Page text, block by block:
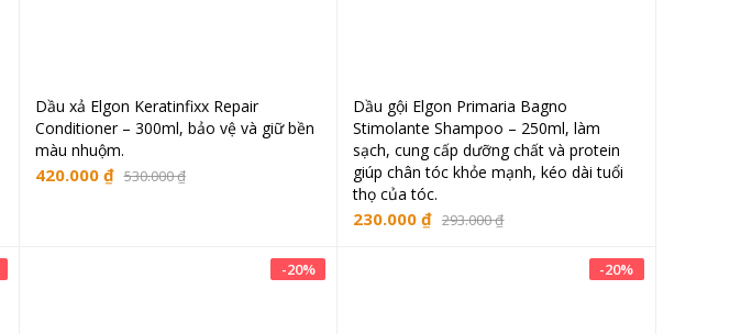
Thêm vào giỏ hàng
Dầu xả Elgon Keratinfixx Repair
Conditioner – 300ml, bảo vệ và giữ bền
màu nhuộm.
530.000₫
420.000 ₫
Thêm vào giỏ hàng
Dầu gội Elgon Primaria Bagno
Stimolante Shampoo – 250ml, làm
sạch, cung cấp dưỡng chất và protein
giúp chân tóc khỏe mạnh, kéo dài tuổi
thọ của tóc.
293.000₫
230.000₫
-20% -20%